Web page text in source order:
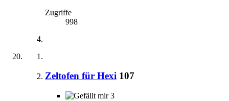
Zugriffe
998
Zeltofen für Hexi 107
3